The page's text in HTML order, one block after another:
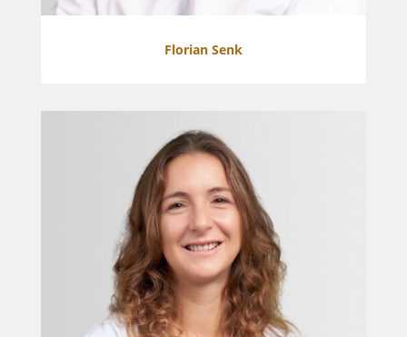
Florian Senk